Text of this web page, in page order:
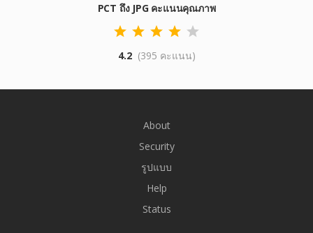
PCT ถึง JPG คะแนนคุณภาพ
4.2 (395 คะแนน)
About
Security
รูปแบบ
Help
Status